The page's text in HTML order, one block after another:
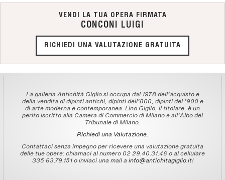
VENDI LA TUA OPERA FIRMATA
CONCONI LUIGI
RICHIEDI UNA VALUTAZIONE GRATUITA
La galleria Antichità Giglio si occupa dal 1978 dell'acquisto e
della vendita di dipinti antichi, dipinti dell'800, dipinti del '900 e
di arte moderna e contemporanea. Lino Giglio, il titolare, è un
perito iscritto alla Camera di Commercio di Milano e all'Albo del
Tribunale di Milano.
Richiedi una Valutazione.
Contattaci senza impegno per ricevere una valutazione gratuita
delle tue opere: chiamaci al numero 02 29.40.31.46 o al cellulare
335 63.79.151 o inviaci una mail a info@antichitagiglio.it!